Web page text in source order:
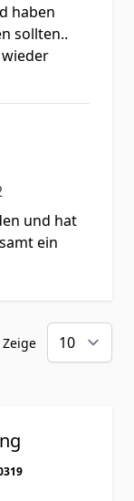
haben
sollten..
und hat
ein
Zeige